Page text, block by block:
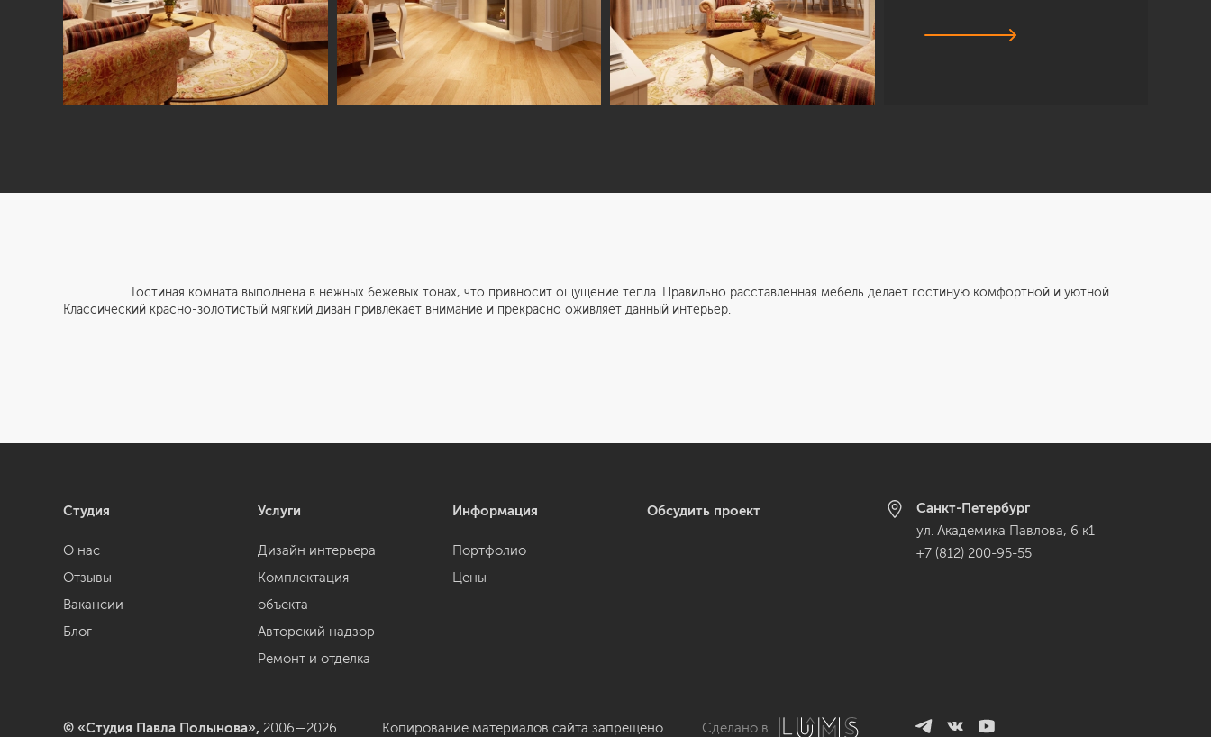
Гостиная комната выполнена в нежных бежевых тонах, что привносит ощущение тепла. Правильно расставленная мебель делает гостиную комфортной и уютной.
Классический красно-золотистый мягкий диван привлекает внимание и прекрасно оживляет данный интерьер.
Студия
О нас
Отзывы
Вакансии
Блог
Услуги
Дизайн интерьера
Комплектация
объекта
Авторский надзор
Ремонт и отделка
Информация
Портфолио
Цены
Обсудить проект
Санкт-Петербург
ул. Академика Павлова, 6 к1
+7 (812) 200-95-55
© «Студия Павла Полынова», 2006—2026 Копирование материалов сайта запрещено. Сделано в